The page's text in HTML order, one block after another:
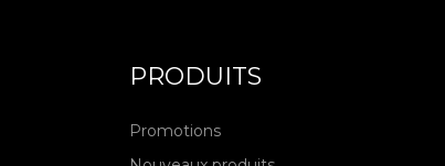
PRODUITS
Promotions